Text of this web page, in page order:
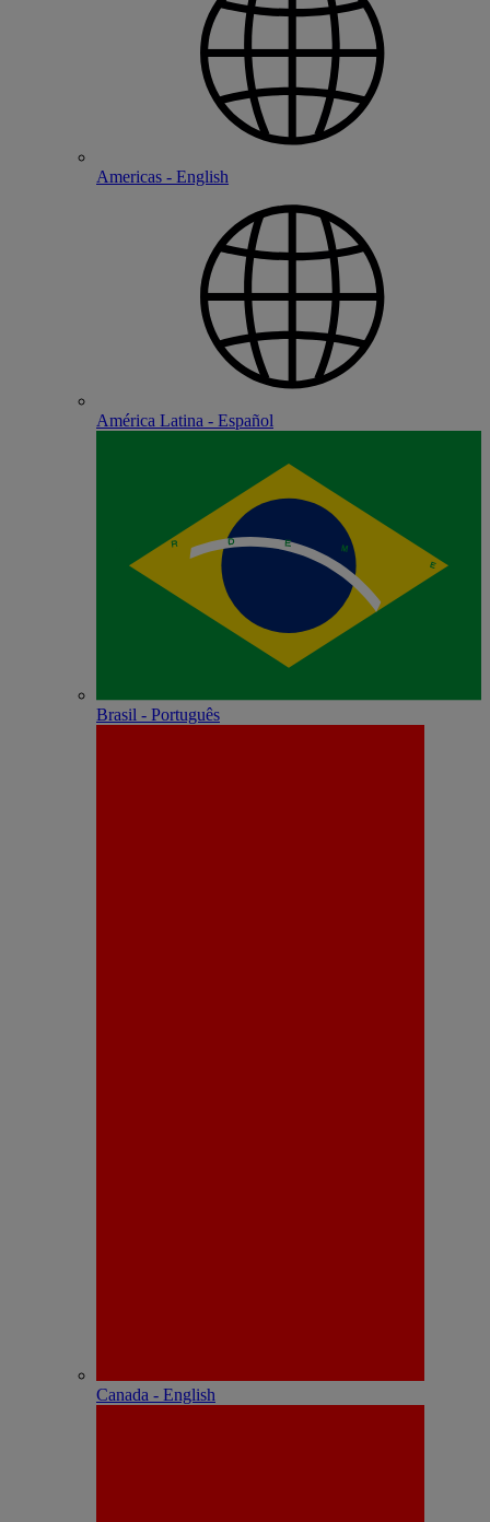
Americas - English
América Latina - Español
Brasil - Português
Canada - English